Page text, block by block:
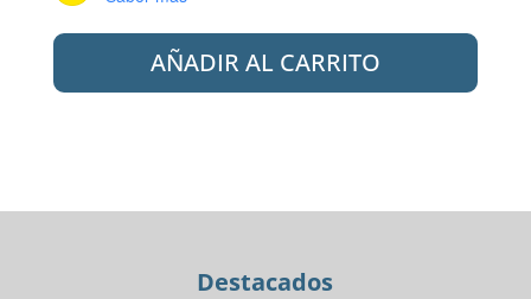
ILVA
PORC.
AÑADIR AL CARRITO
Destacados